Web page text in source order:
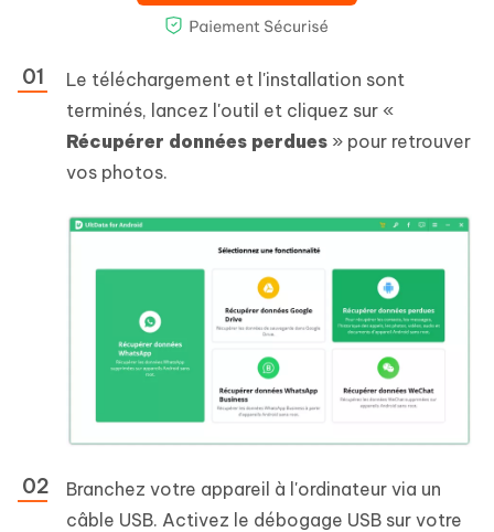
Le téléchargement et l'installation sont
terminés, lancez l'outil et cliquez sur «
Récupérer données perdues » pour retrouver
vos photos.
Branchez votre appareil à l'ordinateur via un
câble USB. Activez le débogage USB sur votre